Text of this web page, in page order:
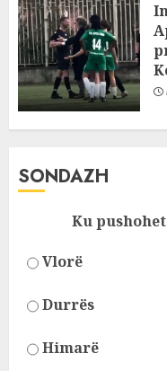
SONDAZH
Ku
Vlorë
Durrës
Himarë